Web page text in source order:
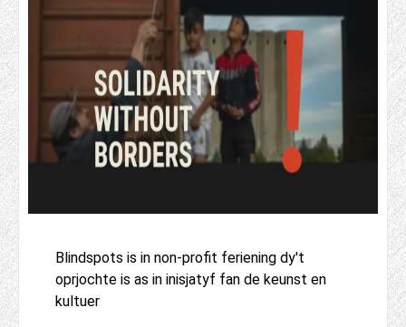
Blindspots is in non-profit feriening dy't
oprjochte is as in inisjatyf fan de keunst en
kultuer